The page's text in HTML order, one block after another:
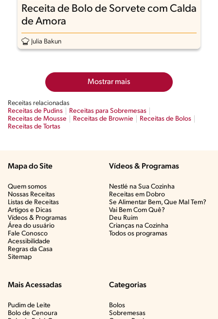
Receita de Bolo de Sorvete com Calda
de Amora
Julia Bakun
Mostrar mais
Receitas relacionadas
Receitas de Pudins
Receitas para Sobremesas
Receitas de Mousse
Receitas de Brownie
Receitas de Bolos
Receitas de Tortas
Mapa do Site
Quem somos
Nossas Receitas
Listas de Receitas​
Artigos e Dicas​
Vídeos & Programas​
Área do usuário
Fale Conosco
Acessibilidade
Regras da Casa
Sitemap
Vídeos & Programas​
Nestlé na Sua Cozinha
Receitas em Dobro
Se Alimentar Bem, Que Mal Tem?​
Vai Bem Com Quê?​
Deu Ruim​
Crianças na Cozinha​
Todos os programas
Mais Acessadas
Pudim de Leite
Bolo de Cenoura
Categorias
Bolos
Sobremesas